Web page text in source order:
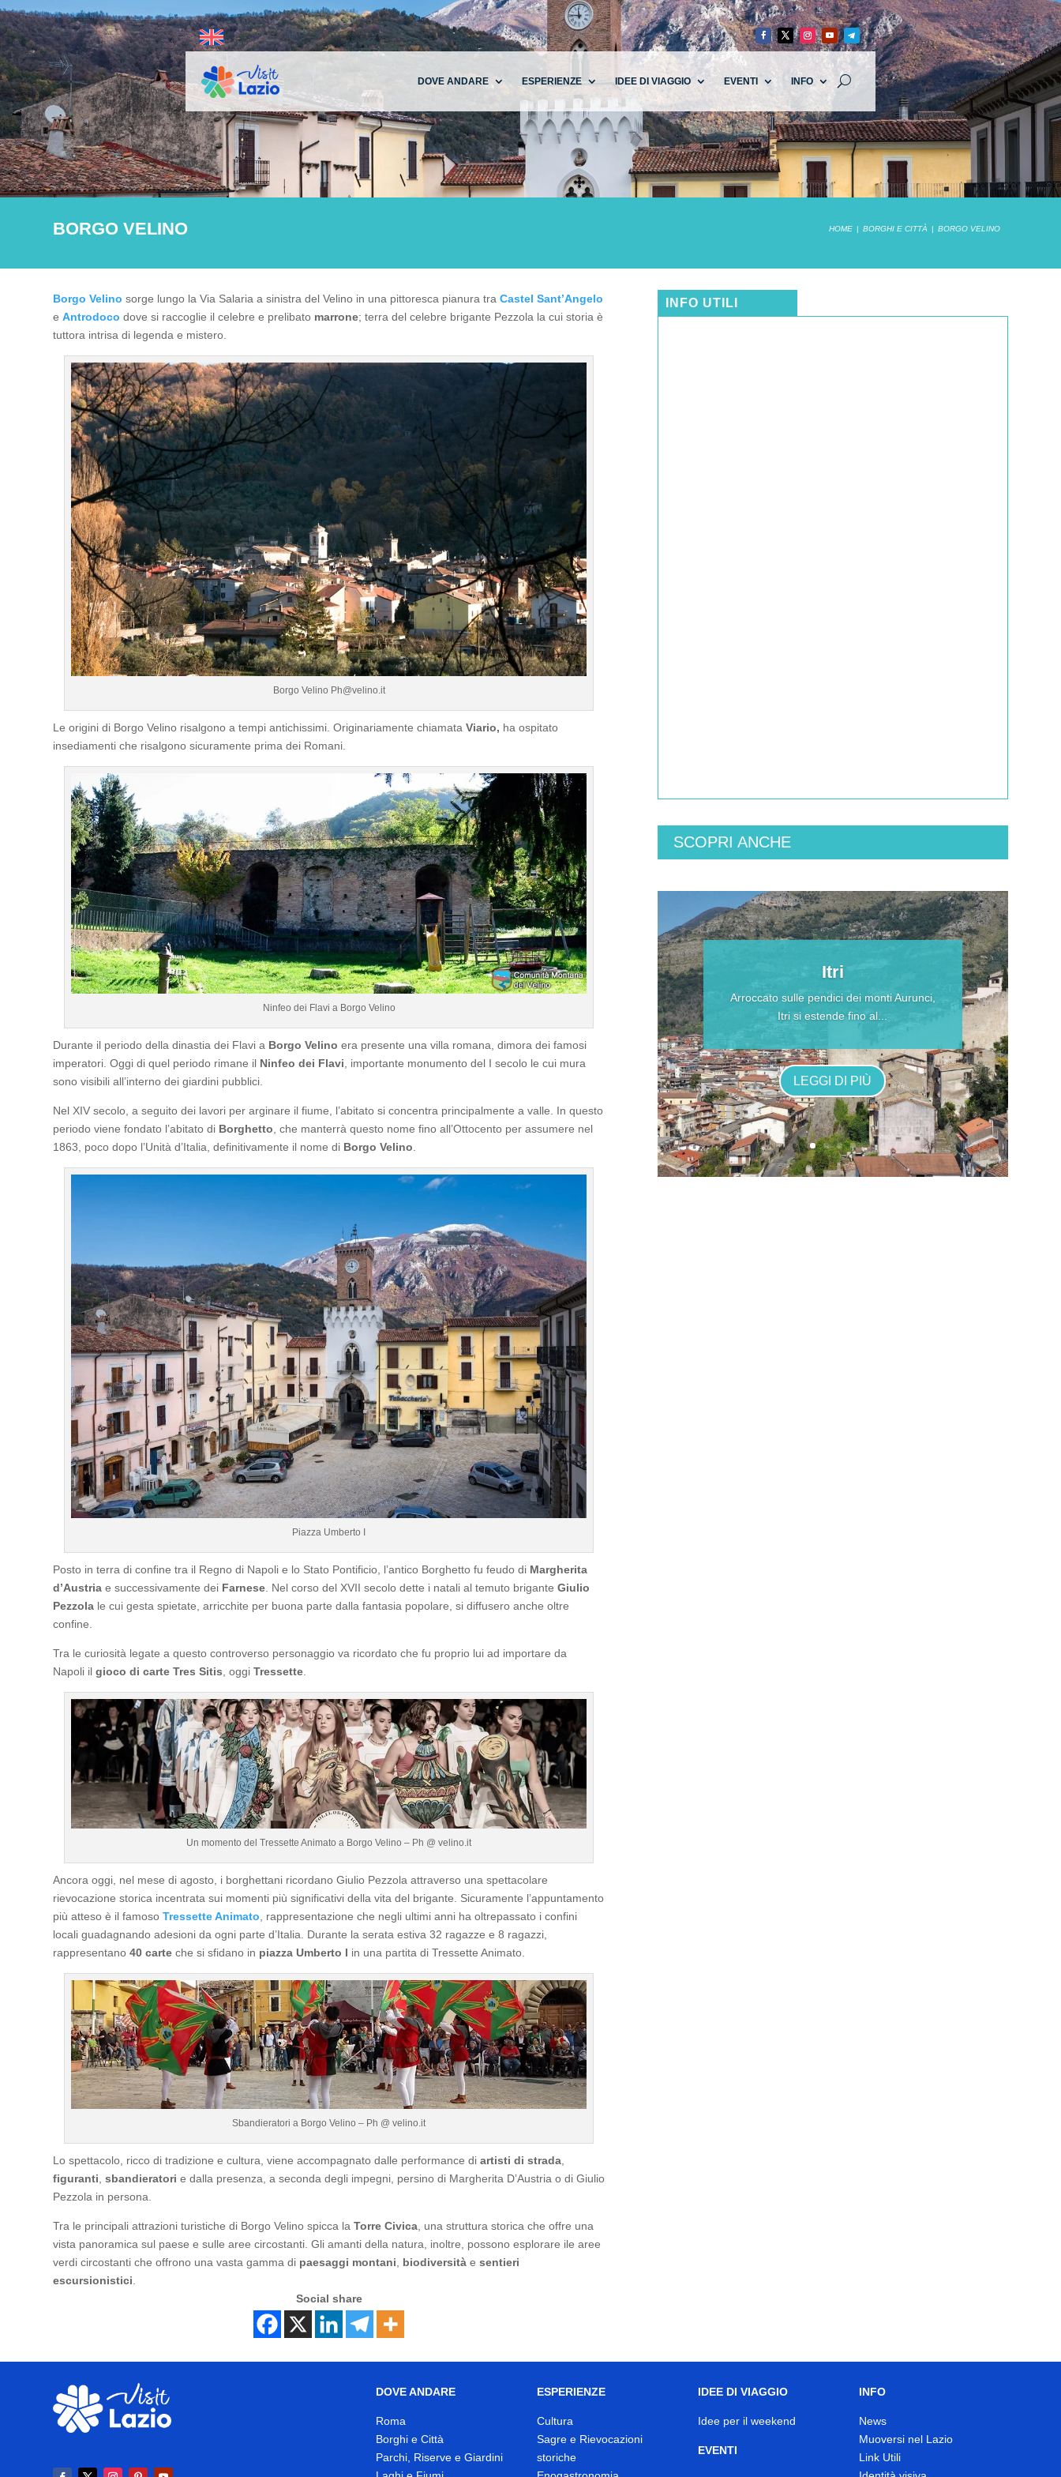
DOVE ANDARE ESPERIENZE IDEE DI VIAGGIO EVENTI INFO
BORGO VELINO HOME BORGHI E CITTÀ BORGO VELINO
Borgo Velino sorge lungo la Via Salaria a sinistra del Velino in una pittoresca pianura traCastel Sant’Angelo
eAntrodoco dove si raccoglie il celebre e prelibato marrone; terra del celebre brigante Pezzola la cui storia è
tuttora intrisa di legenda e mistero.
Borgo Velino Ph@velino.it
Le origini di Borgo Velino risalgono a tempi antichissimi. Originariamente chiamataViario, ha ospitato
insediamenti che risalgono sicuramente prima dei Romani.
Ninfeo dei Flavi a Borgo Velino
Durante il periodo della dinastia dei Flavi a Borgo Velino era presente una villa romana, dimora dei famosi
imperatori. Oggi di quel periodo rimane il Ninfeo dei Flavi , importante monumento del I secolo le cui mura
sono visibili all’interno dei giardini pubblici.
Nel XIV secolo, a seguito dei lavori per arginare il fiume, l’abitato si concentra principalmente a valle. In questo
periodo viene fondato l’abitato di Borghetto , che manterrà questo nome fino all’Ottocento per assumere nel
1863, poco dopo l’Unità d’Italia, definitivamente il nome di Borgo Velino
Piazza Umberto I
Posto in terra di confine tra il Regno di Napoli e lo Stato Pontificio, l’antico Borghetto fu feudo di Margherita
d’Austria e successivamente dei Farnese. Nel corso del XVII secolo dette i natali al temuto briganteGiulio
Pezzola le cui gesta spietate, arricchite per buona parte dalla fantasia popolare, si diffusero anche oltre
confine.
Tra le curiosità legate a questo controverso personaggio va ricordato che fu proprio lui ad importare da
Napoli ilgioco di carte Tres Sitis, oggi Tressette.
Un momento del Tressette Animato a Borgo Velino – Ph @ velino.it
Ancora oggi, nel mese di agosto, i borghettani ricordano Giulio Pezzola attraverso una spettacolare
rievocazione storica incentrata sui momenti più significativi della vita del brigante. Sicuramente l’appuntamento
più atteso è il famoso Tressette Animato , rappresentazione che negli ultimi anni ha oltrepassato i confini
locali guadagnando adesioni da ogni parte d’Italia. Durante la serata estiva 32 ragazze e 8 ragazzi,
rappresentano40 carte che si sfidano in piazza Umberto I in una partita di Tressette Animato.
Sbandieratori a Borgo Velino – Ph @ velino.it
Lo spettacolo, ricco di tradizione e cultura, viene accompagnato dalle performance diartisti di strada
figuranti ,sbandieratori e dalla presenza, a seconda degli impegni, persino di Margherita D’Austria o di Giulio
Pezzola in persona.
Tra le principali attrazioni turistiche di Borgo Velino spicca laTorre Civica , una struttura storica che offre una
vista panoramica sul paese e sulle aree circostanti. Gli amanti della natura, inoltre, possono esplorare ile aree
verdi circostanti che offrono una vasta gamma di paesaggi montani biodiversità esentieri
escursionistici
Social share
INFO UTILI
SCOPRI ANCHE
Itri
Arroccato sulle pendici dei monti Aurunci,
Itri si estende fino al...
LEGGI DI PIÙ
DOVE ANDARE
Roma
Borghi e Città
Parchi, Riserve e Giardini
ESPERIENZE
Cultura
Sagre e Rievocazioni
storiche
IDEE DI VIAGGIO
Idee per il weekend
EVENTI
INFO
News
Muoversi nel Lazio
Link Utili